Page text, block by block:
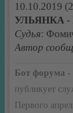
10.10.2019
УЛЬЯНКА
Судья:
Автор
Бот форума -
публикует
Первого